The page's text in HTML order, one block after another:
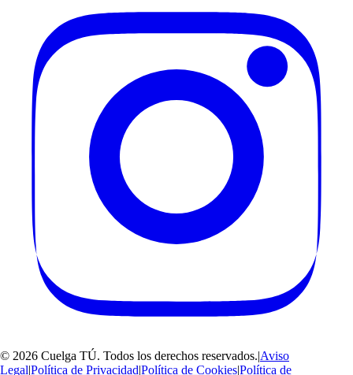
© 2026 Cuelga TÚ. Todos los derechos reservados.|Aviso
Legal|Política de Privacidad|Política de Cookies|Política de